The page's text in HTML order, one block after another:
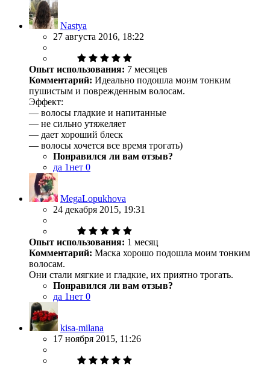
Nastya
27 августа 2016, 18:22
Опыт использования: 7 месяцев
Комментарий: Идеально подошла моим тонким
пушистым и поврежденным волосам.
Эффект:
— волосы гладкие и напитанные
— не сильно утяжеляет
— дает хороший блеск
— волосы хочется все время трогать)
Понравился ли вам отзыв?
да 1нет 0
MegaLopukhova
24 декабря 2015, 19:31
Опыт использования: 1 месяц
Комментарий: Маска хорошо подошла моим тонким
волосам.
Они стали мягкие и гладкие, их приятно трогать.
Понравился ли вам отзыв?
да 1нет 0
kisa-milana
17 ноября 2015, 11:26